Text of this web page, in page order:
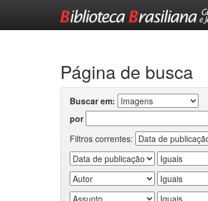
Página de busca
Buscar em:
por
Filtros correntes: